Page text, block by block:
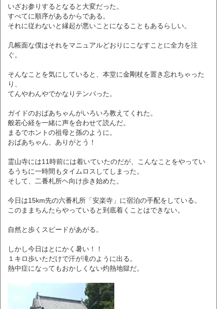
いざお参りするとなると大変だった。
すべてに順序があるからである。
それに従わないと縁起が悪いことになることもあるらしい。
几帳面な僕はそれをマニュアルどおりにこなすことに全力を注
ぐ。
そんなことを気にしていると、本堂に金剛杖を置き忘れちゃった
り、
てんやわんやでかなりテンパった。
ガイドのおばあちゃんがいろいろ教えてくれた。
般若心経を一緒に声を合わせて読んだ。
まるでホントの祖母と孫のように。
おばあちゃん、ありがとう！
霊山寺には11時前には着いていたのだが、こんなことをやってい
るうちに一時間もタイムロスしてしまった。
そして、二番札所ヘ向け歩き始めた。
今日は15km先の六番札所「安楽寺」に宿泊の手配をしている。
このままちんたらやっていると到底着くことはできない。
自然と歩くスピードがあがる。
しかし今日はとにかく暑い！！
１キロ歩いただけで汗が滝のように出る。
熱中症になってもおかしくない灼熱地獄だ。